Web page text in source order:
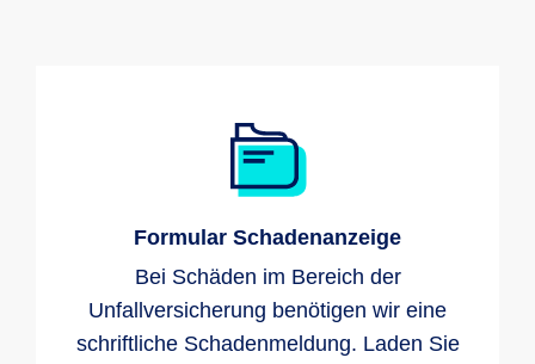
Formular Schadenanzeige
Bei Schäden im Bereich der
Unfallversicherung benötigen wir eine
schriftliche Schadenmeldung. Laden Sie